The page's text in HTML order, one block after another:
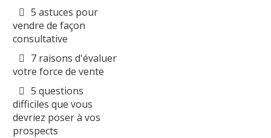
5 astuces pour
vendre de façon
consultative
7 raisons d'évaluer
votre force de vente
5 questions
difficiles que vous
devriez poser à vos
prospects